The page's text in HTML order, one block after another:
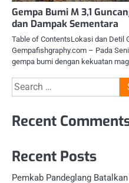
Gempa Bumi M 3,1
dan Dampak Sementara
Table of ContentsLokasi dan Detil
Gempafishgraphy.com – Pada
gempa bumi dengan kekuatan
Search
for:
Recent
Recent Posts
Pemkab Pandeglang